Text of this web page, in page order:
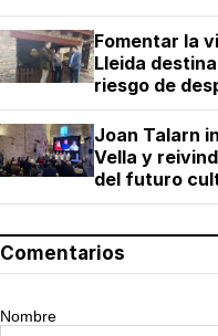
Fomentar la
Lleida
riesgo de
Joan Talarn
Vella y
del futuro
Comentarios
Nombre